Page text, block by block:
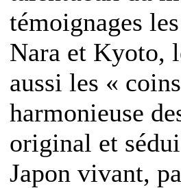
témoignages
Nara et Kyoto,
aussi les «
harmonieuse
original et
Japon vivant,